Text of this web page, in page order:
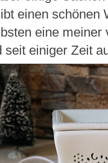
einen schönen
eine
seit einiger Zeit